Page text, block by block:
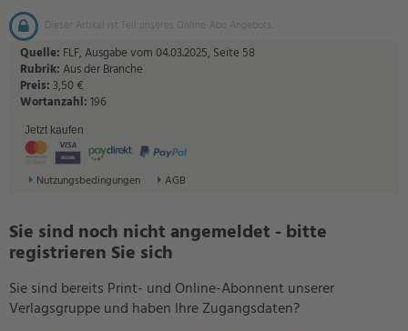
Dieser Artikel ist Teil unseres Online-Abo Angebots.
Quelle: FLF, Ausgabe vom 04.03.2025, Seite 58
Rubrik:Aus der Branche
Preis:3,50 €
Wortanzahl:196
Jetzt kaufen
Nutzungsbedingungen AGB
Sie sind noch nicht angemeldet - bitte
registrieren Sie sich
Sie sind bereits Print- und Online-Abonnent unserer
Verlagsgruppe und haben Ihre Zugangsdaten?